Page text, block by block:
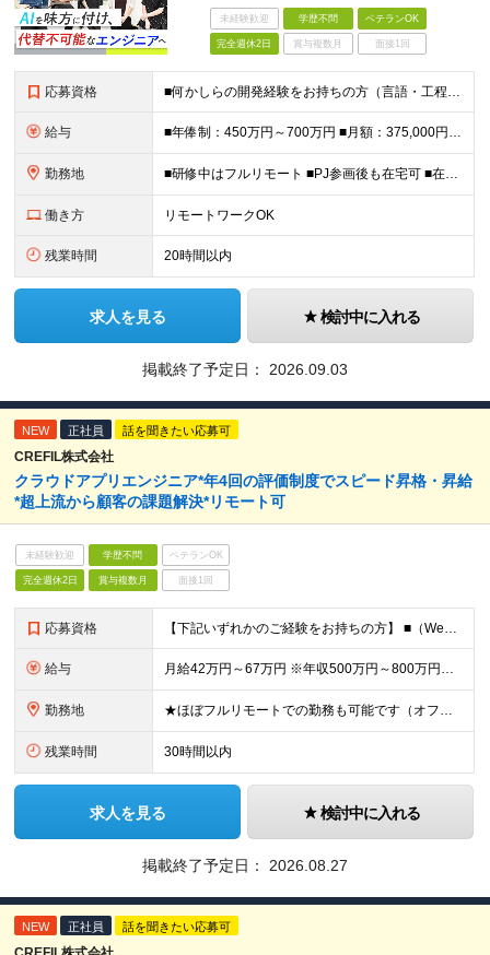
未経験歓迎 学歴不問 ベテランOK
完全週休2日 賞与複数月 面接1回
応募資格 ■何かしらの開発経験をお持ちの方（言語・工程不問） ■学歴不問 ＊幅広い技術に挑戦したい方を歓迎！ ＼＼こんな方にピッタリ／／ □モダンな開発環境にチャレンジしたい方 □最新技術や大規模な案件に携わ
給与 ■年俸制：450万円～700万円 ■月額：375,000円～583,333円 ※スキル・経験を考慮し決定 ※上記には固定残業代（45時間分／96,435円〜148,995円）を含む ※超過分は別途支
勤務地 ■研修中はフルリモート ■PJ参画後も在宅可 ■在宅勤務手当あり ＜本社＞ 東京都新宿区西新宿8-17-1 住友不動産新宿グランドタワー27階 ※転勤なし （変更の範囲）会社の定める事業所
働き方 リモートワークOK
残業時間 20時間以内
求人を見る 検討中に入れる
掲載終了予定日： 2026.09.03
NEW 正社員 話を聞きたい応募可
CREFIL株式会社
クラウドアプリエンジニア*年4回の評価制度でスピード昇格・昇給
*超上流から顧客の課題解決*リモート可
未経験歓迎 学歴不問 ベテランOK
完全週休2日 賞与複数月 面接1回
応募資格 【下記いずれかのご経験をお持ちの方】 ■（Web/オープン系）システム基本設計、詳細設計、実装のご経験を2年以上お持ちの方 ※学歴不問 ＜当社の風土について少しご紹介します！＞ 50名ほどのベンチャ
給与 月給42万円～67万円 ※年収500万円～800万円を想定しています ★昇給年2回(実績・評価による) ★業績賞与あり（半期と通年/実績・評価による) ★インセンティブ制度あり (社員紹介、新規事業企
勤務地 ★ほぼフルリモートでの勤務も可能です（オフィス出社、リモート勤務を選択ができます） ※2ヶ月に一度実施する「全社会」への参加（出社）が必須であり、 業務のフェーズの応じて出社を推奨する場合があります
残業時間 30時間以内
求人を見る 検討中に入れる
掲載終了予定日： 2026.08.27
NEW 正社員 話を聞きたい応募可